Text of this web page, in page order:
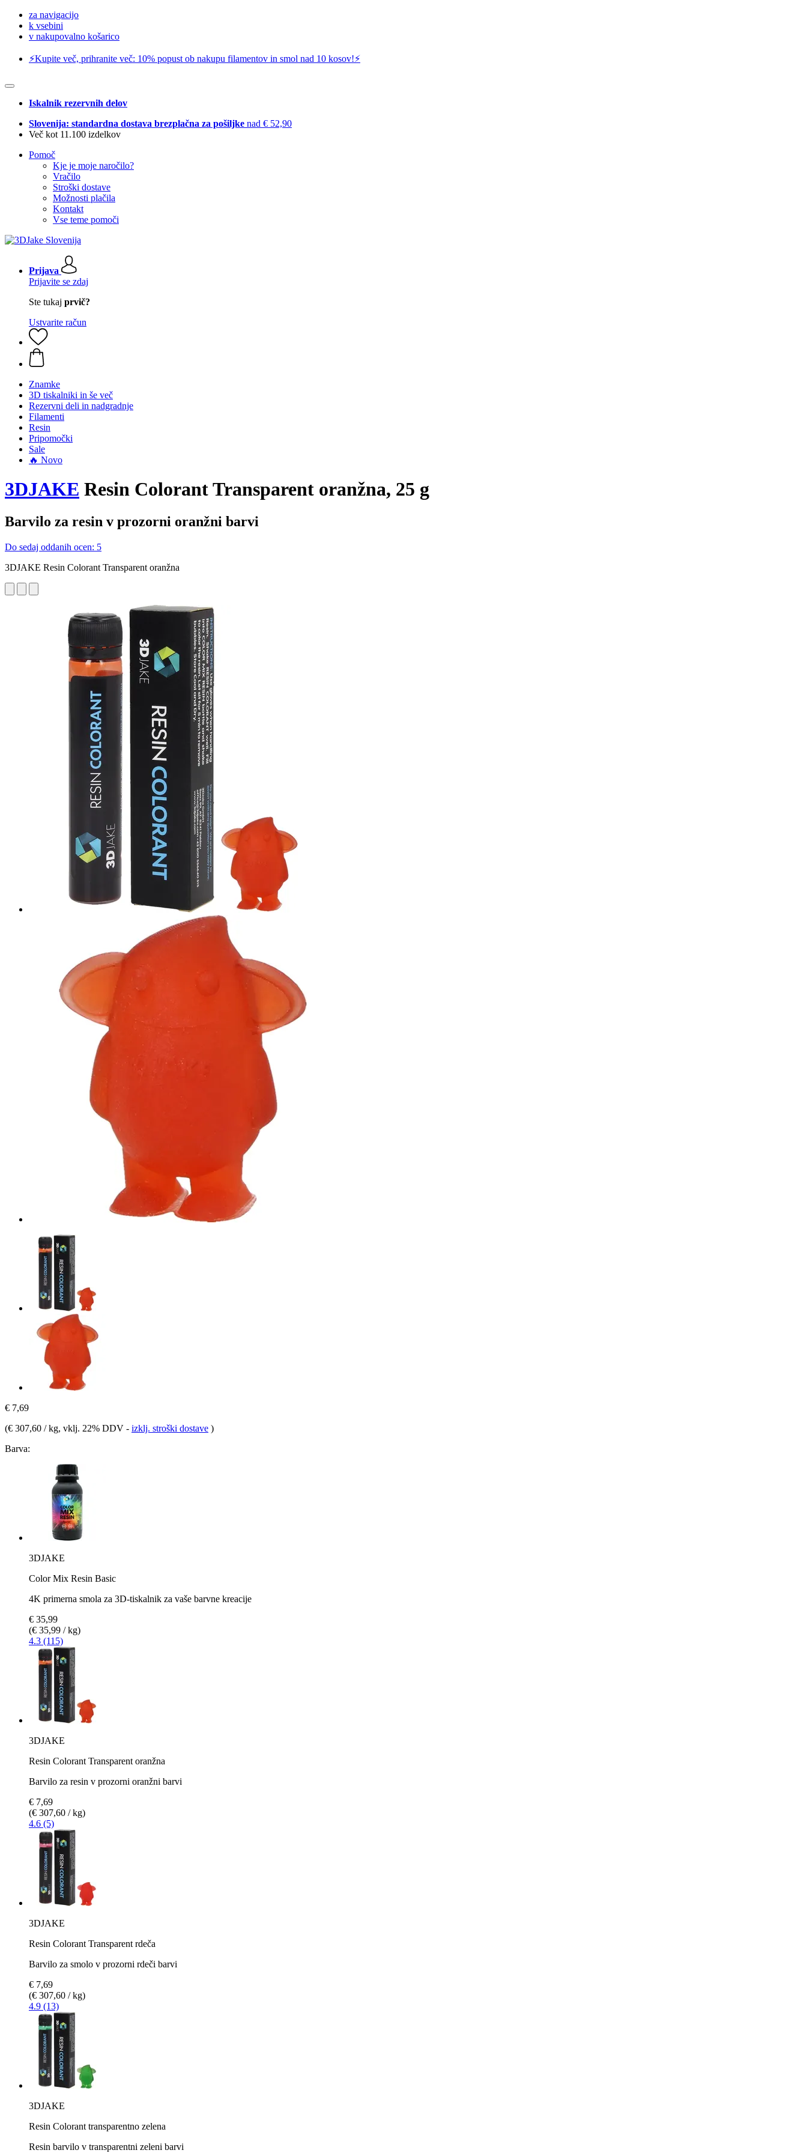
za navigacijo
k vsebini
v nakupovalno košarico
⚡️Kupite več, prihranite več: 10% popust ob nakupu filamentov in smol nad 10 kosov!⚡️
Iskalnik rezervnih delov
Slovenija: standardna dostava brezplačna za pošiljke nad € 52,90
Več kot 11.100 izdelkov
Pomoč
Kje je moje naročilo?
Vračilo
Stroški dostave
Možnosti plačila
Kontakt
Vse teme pomoči
Prijava
Prijavite se zdaj
Ste tukaj prvič?
Ustvarite račun
Znamke
3D tiskalniki in še več
Rezervni deli in nadgradnje
Filamenti
Resin
Pripomočki
Sale
🔥 Novo
3DJAKE Resin Colorant Transparent oranžna, 25 g
Barvilo za resin v prozorni oranžni barvi
Do sedaj oddanih ocen: 5
3DJAKE Resin Colorant Transparent oranžna
€ 7,69
(€ 307,60 / kg, vklj. 22% DDV - izklj. stroški dostave )
Barva:
3DJAKE
Color Mix Resin Basic
4K primerna smola za 3D-tiskalnik za vaše barvne kreacije
€ 35,99
(€ 35,99 / kg)
4.3 (115)
3DJAKE
Resin Colorant Transparent oranžna
Barvilo za resin v prozorni oranžni barvi
€ 7,69
(€ 307,60 / kg)
4.6 (5)
3DJAKE
Resin Colorant Transparent rdeča
Barvilo za smolo v prozorni rdeči barvi
€ 7,69
(€ 307,60 / kg)
4.9 (13)
3DJAKE
Resin Colorant transparentno zelena
Resin barvilo v transparentni zeleni barvi